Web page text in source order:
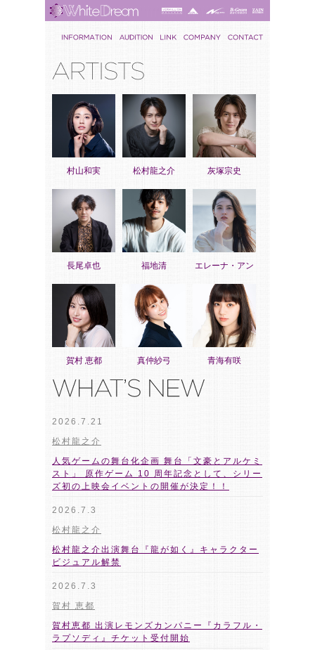
村山和実 松村龍之介 灰塚宗史
長尾卓也 福地清 エレーナ・アン
賀村 恵都 真仲紗弓 青海有咲
2026.7.21
松村龍之介
人気ゲームの舞台化企画 舞台「文豪とアルケミ
スト」 原作ゲーム 10 周年記念として、シリー
ズ初の上映会イベントの開催が決定！！
2026.7.3
松村龍之介
松村龍之介出演舞台『龍が如く』キャラクター
ビジュアル解禁
2026.7.3
賀村 恵都
賀村恵都 出演レモンズカンパニー『カラフル・
ラプソディ』チケット受付開始